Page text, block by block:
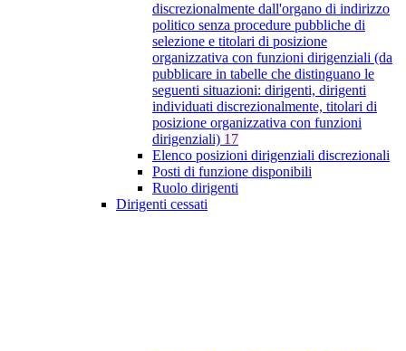
discrezionalmente dall'organo di indirizzo
politico senza procedure pubbliche di
selezione e titolari di posizione
organizzativa con funzioni dirigenziali (da
pubblicare in tabelle che distinguano le
seguenti situazioni: dirigenti, dirigenti
individuati discrezionalmente, titolari di
posizione organizzativa con funzioni
dirigenziali) 17
Elenco posizioni dirigenziali discrezionali
Posti di funzione disponibili
Ruolo dirigenti
Dirigenti cessati